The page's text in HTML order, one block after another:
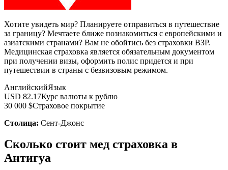
Хотите увидеть мир? Планируете отправиться в путешествие
за границу? Мечтаете ближе познакомиться с европейскими и
азиатскими странами? Вам не обойтись без страховки ВЗР.
Медицинская страховка является обязательным документом
при получении визы, оформить полис придется и при
путешествии в страны с безвизовым режимом.
АнглийскийЯзык
USD 82.17Курс валюты к рублю
30 000 $Страховое покрытие
Столица: Сент-Джонс
Сколько стоит мед страховка в
Антигуа